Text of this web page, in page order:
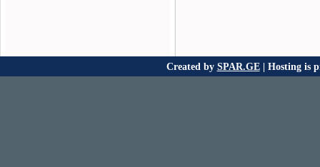
Created by SPAR.GE| Hosting is